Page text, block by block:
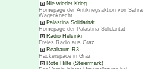
Nie wieder Krieg
Homepage der Antikriegsaktion von Sahra
Wagenknecht
Palästina Solidarität
Homepage der Palästina Solidarität
Radio Helsinki
Freies Radio aus Graz
Realraum R3
Hackerspace in Graz
Rote Hilfe (Steiermark)